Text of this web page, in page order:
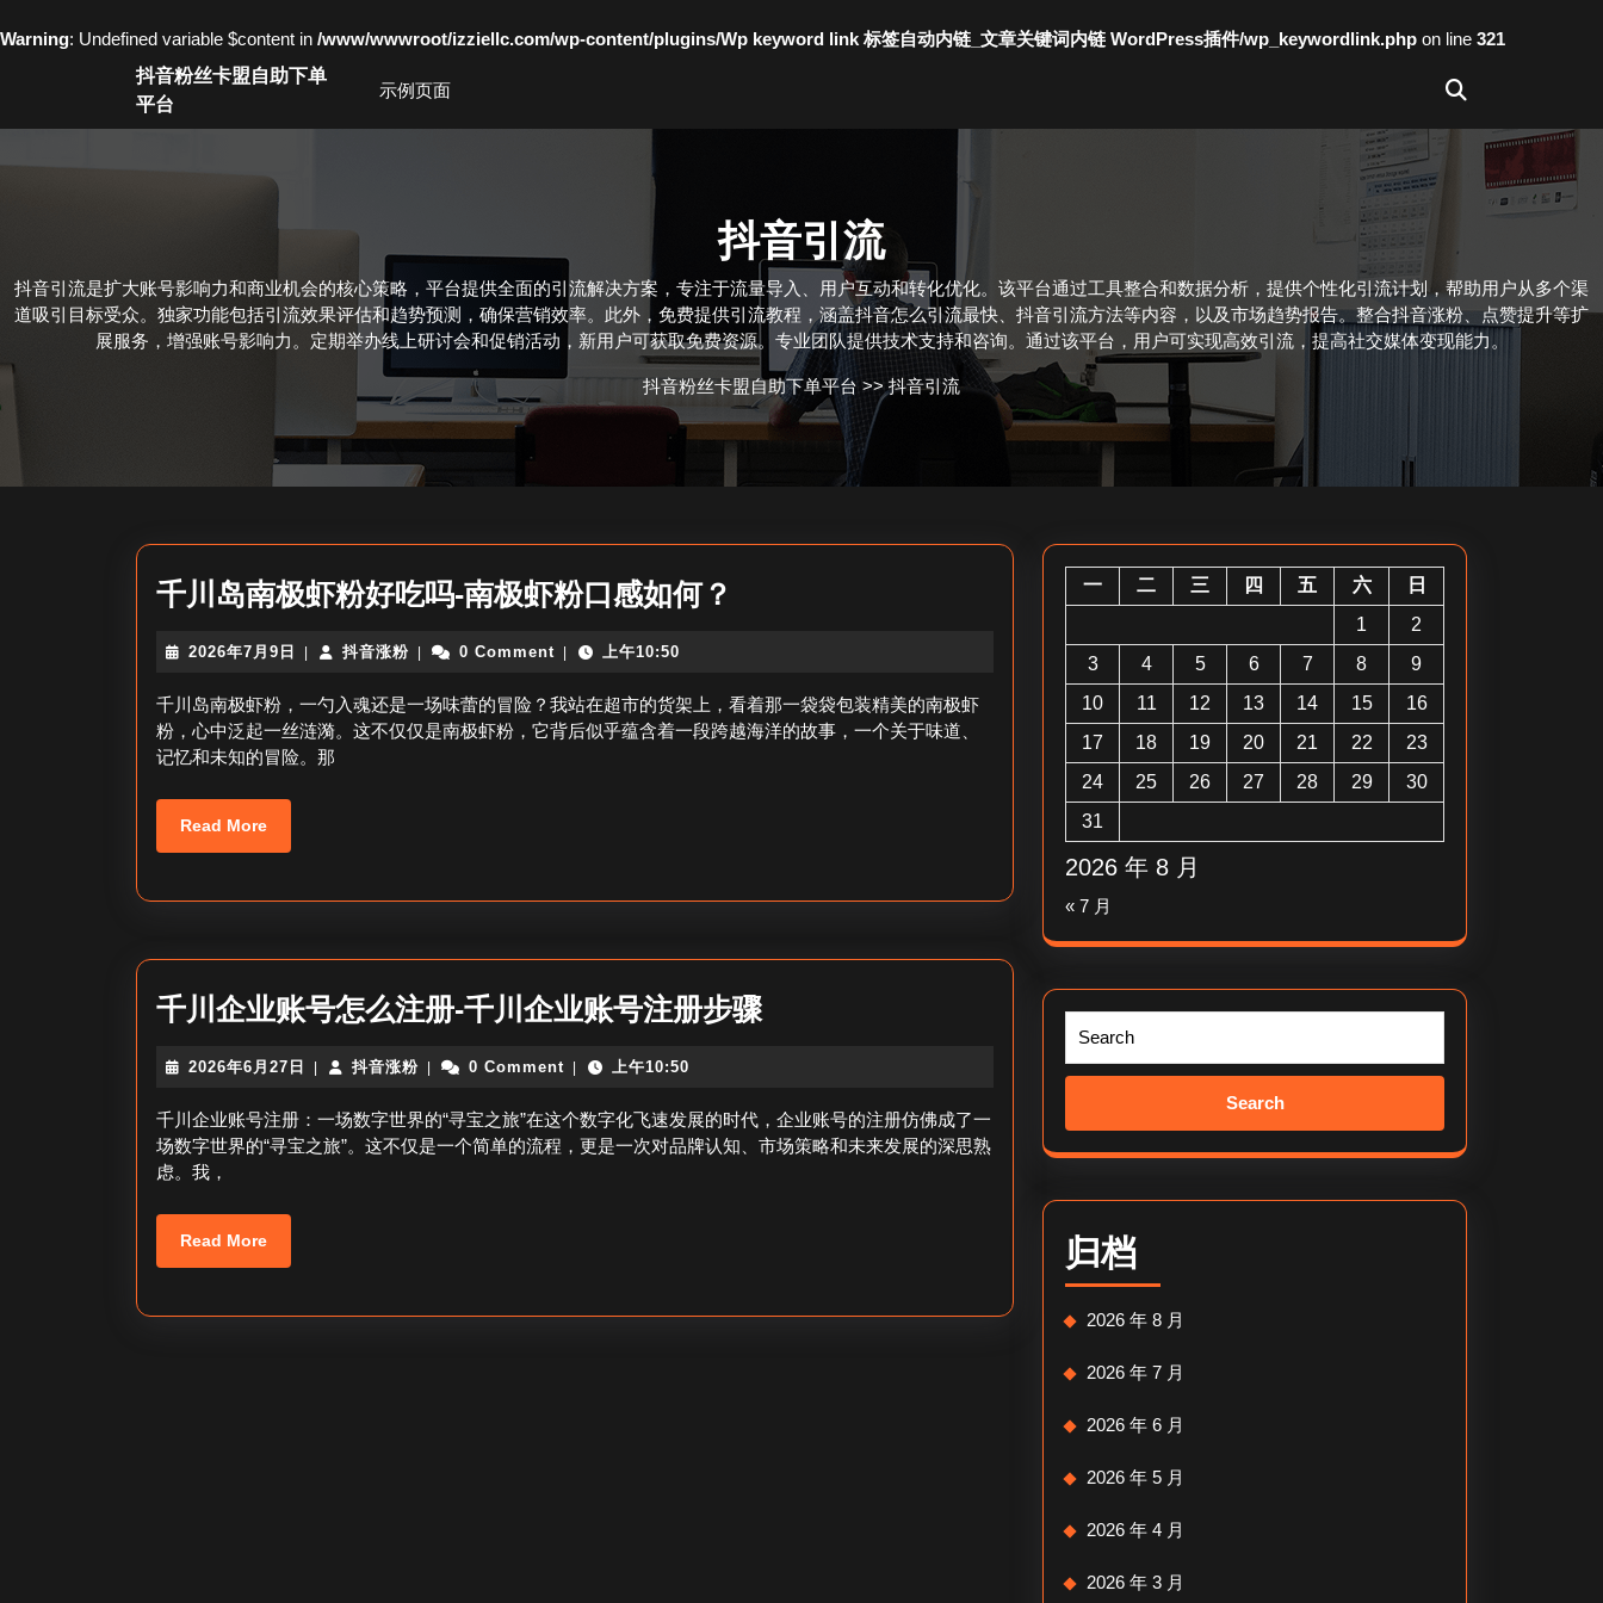
Warning: Undefined variable $content in /www/wwwroot/izziellc.com/wp-content/plugins/Wp keyword link 标签自动内链_文章关键词内链 WordPress插件/wp_keywordlink.php on line 321
抖音粉丝卡盟自助下单
平台
示例页面
抖音引流
抖音引流是扩大账号影响力和商业机会的核心策略，平台提供全面的引流解决方案，专注于流量导入、用户互动和转化优化。该平台通过工具整合和数据分析，提供个性化引流计划，帮助用户从多个渠
道吸引目标受众。独家功能包括引流效果评估和趋势预测，确保营销效率。此外，免费提供引流教程，涵盖抖音怎么引流最快、抖音引流方法等内容，以及市场趋势报告。整合抖音涨粉、点赞提升等扩
展服务，增强账号影响力。定期举办线上研讨会和促销活动，新用户可获取免费资源。专业团队提供技术支持和咨询。通过该平台，用户可实现高效引流，提高社交媒体变现能力。
抖音粉丝卡盟自助下单平台 >>抖音引流
千川岛南极虾粉好吃吗-南极虾粉口感如何？
南
极
南
极
虾
感
如
2026年7月9日
2026
月
9
日
抖音涨粉抖
粉
0 Comment 上午10:50
千川岛南极虾粉，一勺入魂还是一场味蕾的冒险？我站在超市的货架上，看着那一袋袋包装精美的南极虾
粉，心中泛起一丝涟漪。这不仅仅是南极虾粉，它背后似乎蕴含着一段跨越海洋的故事，一个关于味道、
记忆和未知的冒险。那
Read MoreRead
More
千川企业账号怎么注册-千川企业账号注册步骤千
业
账
2026年6月27日
2026
月
27
抖音涨粉抖
涨
粉
0 Comment 上午10:50
千川企业账号注册：一场数字世界的“寻宝之旅”在这个数字化飞速发展的时代，企业账号的注册仿佛成了一
场数字世界的“寻宝之旅”。这不仅是一个简单的流程，更是一次对品牌认知、市场策略和未来发展的深思熟
虑。我，
Read MoreRead
More
2026 年 8 月
一 二 三 四 五 六
日
1
2
3
4 5 6 7 8
9
10
11 12 13 14 15
16
17
18 19 20 21 22
23
24
25 26 27 28 29
30
31
« 7 月
Search
归档
2026 年 8 月
2026 年 7 月
2026 年 6 月
2026 年 5 月
2026 年 4 月
2026 年 3 月